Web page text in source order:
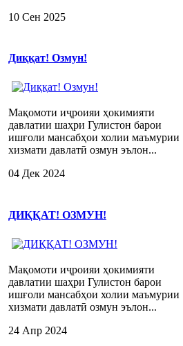
10 Сен 2025
Диққат! Озмун!
Мақомоти иҷроияи ҳокимияти
давлатии шаҳри Гулистон барои
ишғоли мансабҳои холии маъмурии
хизмати давлатӣ озмун эълон...
04 Дек 2024
ДИҚҚАТ! ОЗМУН!
Мақомоти иҷроияи ҳокимияти
давлатии шаҳри Гулистон барои
ишғоли мансабҳои холии маъмурии
хизмати давлатӣ озмун эълон...
24 Апр 2024